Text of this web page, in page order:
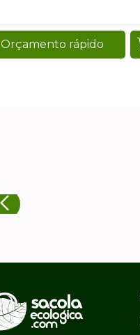
Orçamento rápido